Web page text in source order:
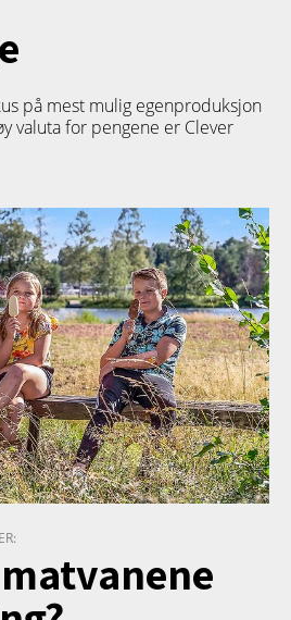
på mest mulig egenproduksjon
valuta for pengene er Clever